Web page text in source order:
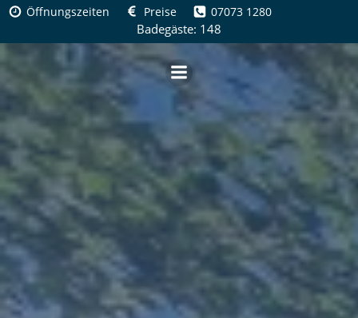
Zum
Inhalt
springen
Öffnungszeiten Preise 07073 1280
Badegäste: 148